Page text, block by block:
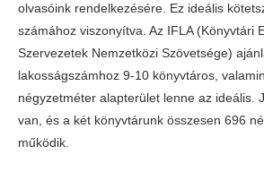
olvasóink rendelkezésére. Ez ideális
számához viszonyítva. Az IFLA (Könyvtári
Szervezetek Nemzetközi Szövetsége)
lakosságszámhoz 9-10 könyvtáros,
négyzetméter alapterület lenne az ideális.
van, és a két könyvtárunk összesen 696
működik.